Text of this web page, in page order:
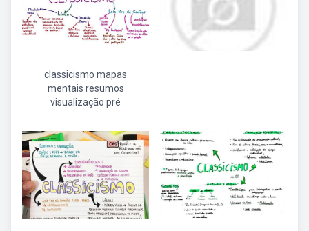
classicismo mapas
mentais resumos
visualização pré